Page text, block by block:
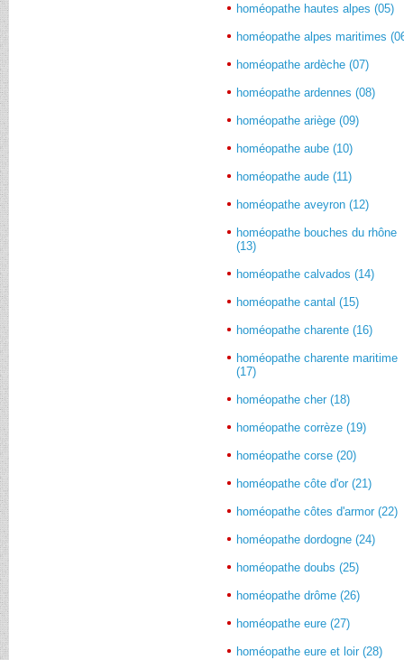
homéopathe hautes alpes (05)
homéopathe alpes maritimes
homéopathe ardèche (07)
homéopathe ardennes (08)
homéopathe ariège (09)
homéopathe aube (10)
homéopathe aude (11)
homéopathe aveyron (12)
homéopathe bouches du rhône
(13)
homéopathe calvados (14)
homéopathe cantal (15)
homéopathe charente (16)
homéopathe charente maritime
(17)
homéopathe cher (18)
homéopathe corrèze (19)
homéopathe corse (20)
homéopathe côte d'or (21)
homéopathe côtes d'armor (22)
homéopathe dordogne (24)
homéopathe doubs (25)
homéopathe drôme (26)
homéopathe eure (27)
homéopathe eure et loir (28)